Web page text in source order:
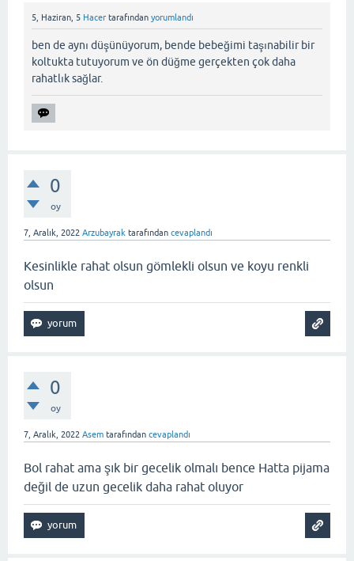
5, Haziran, 5 Hacer tarafından yorumlandı
ben de aynı düşünüyorum, bende bebeğimi taşınabilir bir
koltukta tutuyorum ve ön düğme gerçekten çok daha
rahatlık sağlar.
0
oy
7, Aralık, 2022 Arzubayrak tarafından cevaplandı
Kesinlikle rahat olsun gömlekli olsun ve koyu renkli
olsun
0
oy
7, Aralık, 2022 Asem tarafından cevaplandı
Bol rahat ama şık bir gecelik olmalı bence Hatta pijama
değil de uzun gecelik daha rahat oluyor